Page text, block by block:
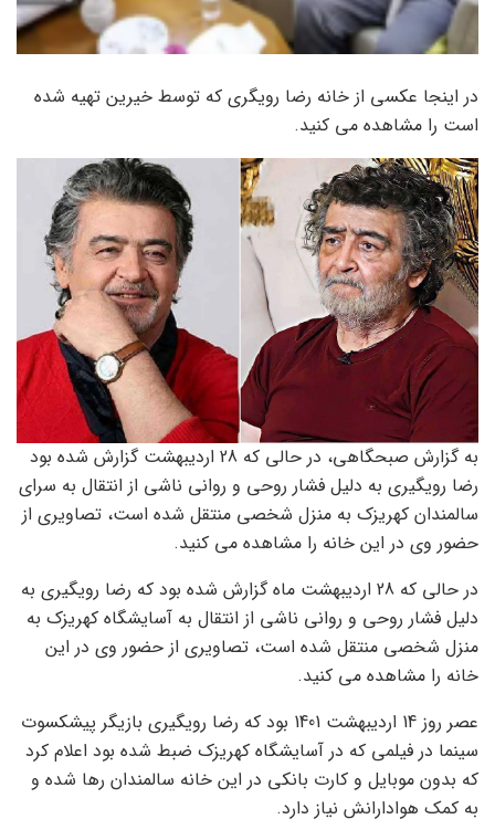
در اینجا عکسی از خانه رضا رویگری که توسط خیرین تهیه شده
است را مشاهده می کنید.
به گزارش صبحگاهی، در حالی که 28 اردیبهشت گزارش شده بود
رضا رویگیری به دلیل فشار روحی و روانی ناشی از انتقال به سرای
سالمندان کهریزک به منزل شخصی منتقل شده است، تصاویری از
حضور وی در این خانه را مشاهده می کنید.
در حالی که 28 اردیبهشت ماه گزارش شده بود که رضا رویگیری به
دلیل فشار روحی و روانی ناشی از انتقال به آسایشگاه کهریزک به
منزل شخصی منتقل شده است، تصاویری از حضور وی در این
خانه را مشاهده می کنید.
عصر روز 14 اردیبهشت 1401 بود که رضا رویگیری بازیگر پیشکسوت
سینما در فیلمی که در آسایشگاه کهریزک ضبط شده بود اعلام کرد
که بدون موبایل و کارت بانکی در این خانه سالمندان رها شده و
به کمک هوادارانش نیاز دارد.